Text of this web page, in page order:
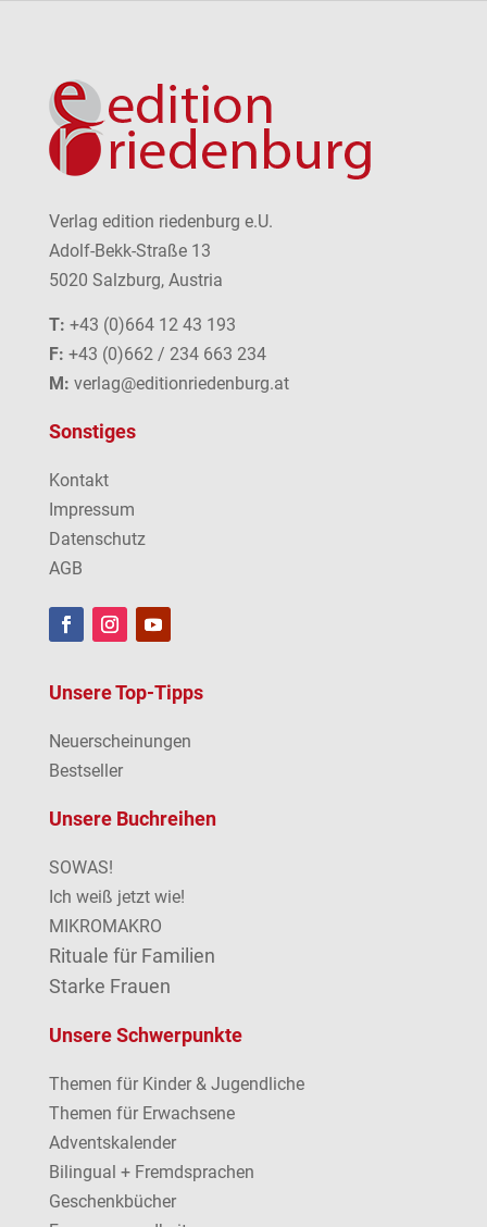
Verlag edition riedenburg e.U.
Adolf-Bekk-Straße 13
5020 Salzburg, Austria
T: +43 (0)664 12 43 193
F: +43 (0)662 / 234 663 234
M: verlag@editionriedenburg.at
Sonstiges
Kontakt
Impressum
Datenschutz
AGB
Unsere Top-Tipps
Neuerscheinungen
Bestseller
Unsere Buchreihen
SOWAS!
Ich weiß jetzt wie!
MIKROMAKRO
Rituale für Familien
Starke Frauen
Unsere Schwerpunkte
Themen für Kinder & Jugendliche
Themen für Erwachsene
Adventskalender
Bilingual + Fremdsprachen
Geschenkbücher